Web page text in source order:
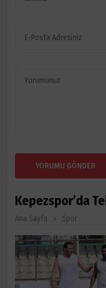
YORUMU GÖNDER
Kepezspor’da
Ana Sayfa Spor